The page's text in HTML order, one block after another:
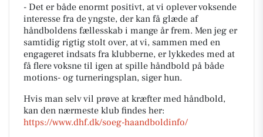
- Det er både enormt positivt, at vi oplever voksende
interesse fra de yngste, der kan få glæde af
håndboldens fællesskab i mange år frem. Men jeg er
samtidig rigtig stolt over, at vi, sammen med en
engageret indsats fra klubberne, er lykkedes med at
få flere voksne til igen at spille håndbold på både
motions- og turneringsplan, siger hun.
Hvis man selv vil prøve at kræfter med håndbold,
kan den nærmeste klub findes her:
https://www.dhf.dk/soeg-haandboldinfo/